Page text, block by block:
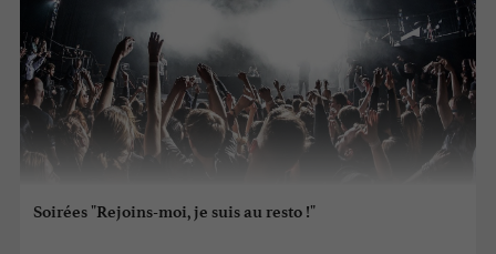
Soirées "Rejoins-moi, je suis au resto !"